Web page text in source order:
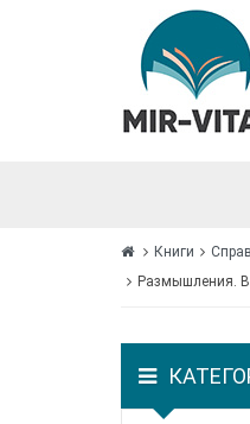
Книги
Размышления. В